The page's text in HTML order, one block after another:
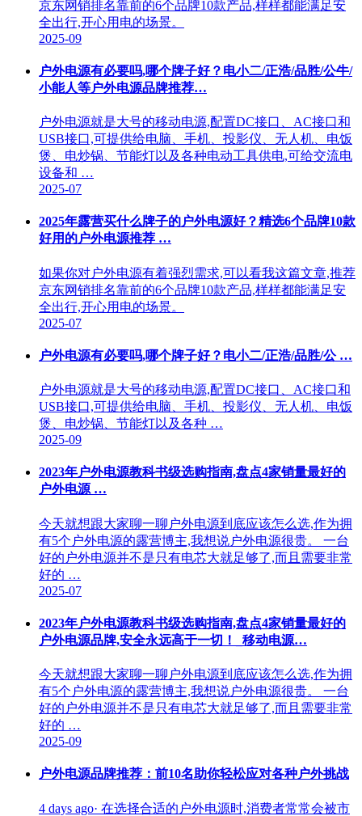
京东网销排名靠前的6个品牌10款产品,样样都能满足安
全出行,开心用电的场景。
2025-09
户外电源有必要吗,哪个牌子好？电小二/正浩/品胜/公牛/
小能人等户外电源品牌推荐…
户外电源就是大号的移动电源,配置DC接口、AC接口和
USB接口,可提供给电脑、手机、投影仪、无人机、电饭
煲、电炒锅、节能灯以及各种电动工具供电,可给交流电
设备和 …
2025-07
2025年露营买什么牌子的户外电源好？精选6个品牌10款
好用的户外电源推荐 …
如果你对户外电源有着强烈需求,可以看我这篇文章,推荐
京东网销排名靠前的6个品牌10款产品,样样都能满足安
全出行,开心用电的场景。
2025-07
户外电源有必要吗,哪个牌子好？电小二/正浩/品胜/公 …
户外电源就是大号的移动电源,配置DC接口、AC接口和
USB接口,可提供给电脑、手机、投影仪、无人机、电饭
煲、电炒锅、节能灯以及各种 …
2025-09
2023年户外电源教科书级选购指南,盘点4家销量最好的
户外电源 …
今天就想跟大家聊一聊户外电源到底应该怎么选,作为拥
有5个户外电源的露营博主,我想说户外电源很贵。 一台
好的户外电源并不是只有电芯大就足够了,而且需要非常
好的 …
2025-07
2023年户外电源教科书级选购指南,盘点4家销量最好的
户外电源品牌,安全永远高于一切！_移动电源…
今天就想跟大家聊一聊户外电源到底应该怎么选,作为拥
有5个户外电源的露营博主,我想说户外电源很贵。 一台
好的户外电源并不是只有电芯大就足够了,而且需要非常
好的 …
2025-09
户外电源品牌推荐：前10名助你轻松应对各种户外挑战
4 days ago· 在选择合适的户外电源时,消费者常常会被市